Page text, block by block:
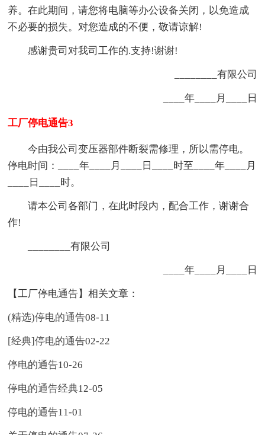
养。在此期间，请您将电脑等办公设备关闭，以免造成
不必要的损失。对您造成的不便，敬请谅解!
感谢贵司对我司工作的.支持!谢谢!
________有限公司
____年____月____日
工厂停电通告3
今由我公司变压器部件断裂需修理，所以需停电。
停电时间：____年____月____日____时至____年____月
____日____时。
请本公司各部门，在此时段内，配合工作，谢谢合
作!
________有限公司
____年____月____日
【工厂停电通告】相关文章：
(精选)停电的通告08-11
[经典]停电的通告02-22
停电的通告10-26
停电的通告经典12-05
停电的通告11-01